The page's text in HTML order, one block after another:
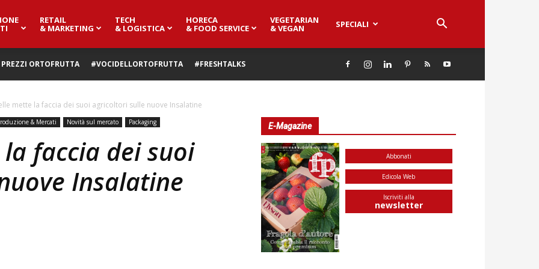
RETAIL
& MARKETING
TECH
& LOGISTICA
HORECA
& FOOD SERVICE
VEGETARIAN
& VEGAN SPECIALI
PREZZI ORTOFRUTTA #VOCIDELLORTOFRUTTA #FRESHTALKS
mette la faccia dei suoi agricoltori sulle nuove Insalatine
& Mercati Novità sul mercato Packaging
faccia dei suoi
Insalatine
E-Magazine
Abbonati
Edicola Web
Iscriviti alla
newsletter